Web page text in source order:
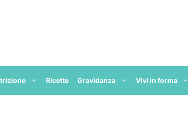
Ricette Gravidanza Vivi in forma